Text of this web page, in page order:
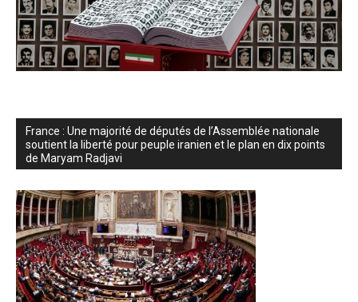
France : Une majorité de députés de l’Assemblée nationale
soutient la liberté pour peuple iranien et le plan en dix points
de Maryam Radjavi